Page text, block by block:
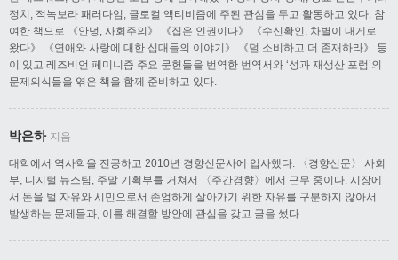
정치, 적녹보라 패러다임, 글로컬 액티비즘에 주된 관심을 두고 활동하고 있다. 참
여한 책으로 《안녕, 사회주의》 《집은 인권이다》 《수신확인, 차별이 내게로
왔다》 《연애와 사랑에 대한 십대들의 이야기》 《덜 소비하고 더 존재하라》 등
이 있고 레즈비언 페미니즘 주요 문헌들을 번역한 번역서와 ‘성과 재생산 포럼’의
문제의식들을 엮은 책을 함께 준비하고 있다.
박은하 지음
대학에서 역사학을 전공하고 2010년 경향신문사에 입사했다. 〈경향신문〉 사회
부, 디지털 뉴스팀, 주말 기획부를 거쳐서 〈주간경향〉에서 근무 중이다. 시장에
서 돈을 벌 자유와 시민으로서 존엄하게 살아가기 위한 자유를 구분하지 않아서
발생하는 문제들과, 이를 해결할 방안에 관심을 갖고 글을 썼다.